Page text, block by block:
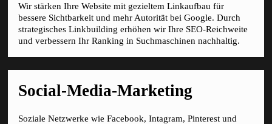
Wir stärken Ihre Website mit gezieltem Linkaufbau für
bessere Sichtbarkeit und mehr Autorität bei Google. Durch
strategisches Linkbuilding erhöhen wir Ihre SEO-Reichweite
und verbessern Ihr Ranking in Suchmaschinen nachhaltig.
Social-Media-Marketing
Soziale Netzwerke wie Facebook, Intagram, Pinterest und